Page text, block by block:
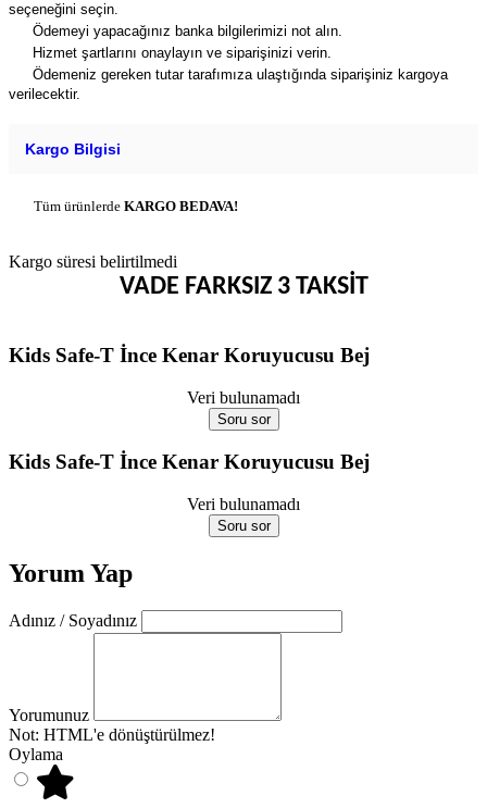
seçeneğini seçin.
Ödemeyi yapacağınız banka bilgilerimizi not alın.
Hizmet şartlarını onaylayın ve siparişinizi verin.
Ödemeniz gereken tutar tarafımıza ulaştığında siparişiniz kargoya
verilecektir.
Kargo Bilgisi
Tüm ürünlerde KARGO BEDAVA!
Kargo süresi belirtilmedi
VADE FARKSIZ 3 TAKSİT
Kids Safe-T İnce Kenar Koruyucusu Bej
Veri bulunamadı
Soru sor
Kids Safe-T İnce Kenar Koruyucusu Bej
Veri bulunamadı
Soru sor
Yorum Yap
Adınız / Soyadınız
Yorumunuz
Not: HTML'e dönüştürülmez!
Oylama